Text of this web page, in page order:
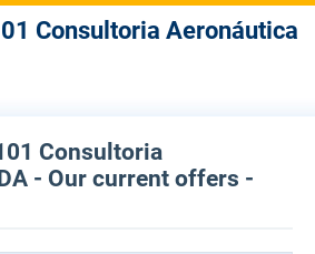
Consultoria Aeronáutica
Consultoria
- Our current offers -